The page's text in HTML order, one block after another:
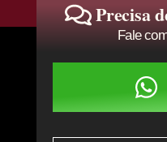
Precisa
Fale